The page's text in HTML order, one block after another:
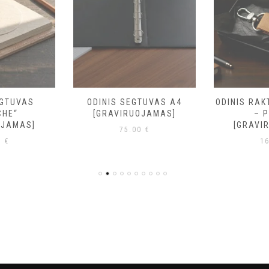
€
ODINIS SEGTUVAS A4
[GRAVIRUOJAMAS]
75.00 €
ODINIS
–